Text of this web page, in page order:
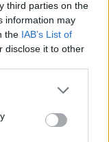
third parties on the
information may
the IAB’s List of
disclose it to other
lesz az ég,
hőmérséklet